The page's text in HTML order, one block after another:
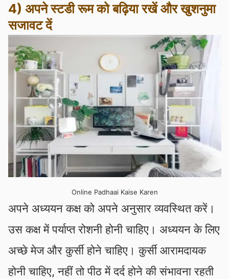
4) अपने स्टडी रूम को बढ़िया रखें और खुशनुमा
सजावट दें
Online Padhaai Kaise Karen
अपने अध्ययन कक्ष को अपने अनुसार व्यवस्थित करें।
उस कक्ष में पर्याप्त रोशनी होनी चाहिए। अध्ययन के लिए
अच्छे मेज और कुर्सी होने चाहिए। कुर्सी आरामदायक
होनी चाहिए, नहीं तो पीठ में दर्द होने की संभावना रहती